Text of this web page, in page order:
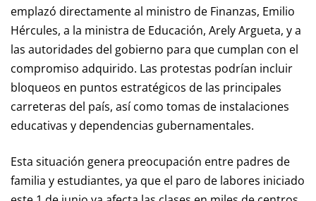
emplazó directamente al ministro de Finanzas, Emilio
Hércules, a la ministra de Educación, Arely Argueta, y a
las autoridades del gobierno para que cumplan con el
compromiso adquirido. Las protestas podrían incluir
bloqueos en puntos estratégicos de las principales
carreteras del país, así como tomas de instalaciones
educativas y dependencias gubernamentales.
Esta situación genera preocupación entre padres de
familia y estudiantes, ya que el paro de labores iniciado